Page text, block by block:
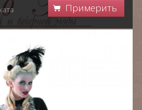
Примерить